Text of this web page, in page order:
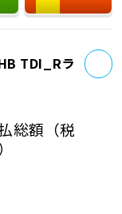
TDI_Rラ
総額 （税